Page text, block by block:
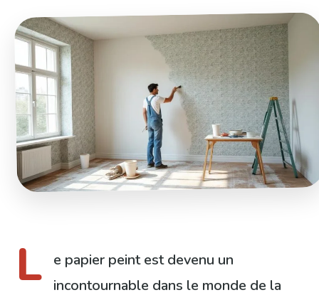
L
e papier peint est devenu un
incontournable dans le monde de la